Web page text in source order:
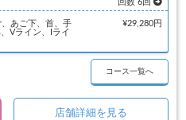
回数 6回
あご下、首、手
Vライン、Iライ
¥29,280円
コース一覧へ
店舗詳細を見る